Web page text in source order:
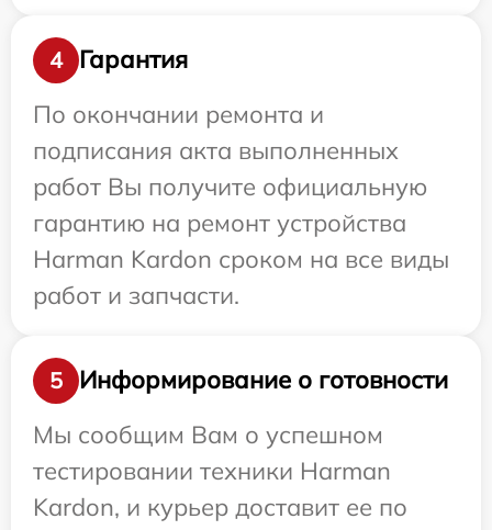
4
Гарантия
По окончании ремонта и
подписания акта выполненных
работ Вы получите официальную
гарантию на ремонт устройства
Harman Kardon сроком на все виды
работ и запчасти.
5
Информирование о готовности
Мы сообщим Вам о успешном
тестировании техники Harman
Kardon, и курьер доставит ее по